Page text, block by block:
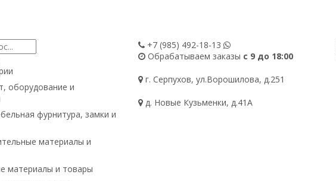
оборудование и
фурнитура, замки и
материалы и
материалы и товары
+7 (985) 492-18-13
Обрабатываем заказы с 9 до 18:00
г. Серпухов, ул.Ворошилова, д.251
д. Новые Кузьменки, д.41А